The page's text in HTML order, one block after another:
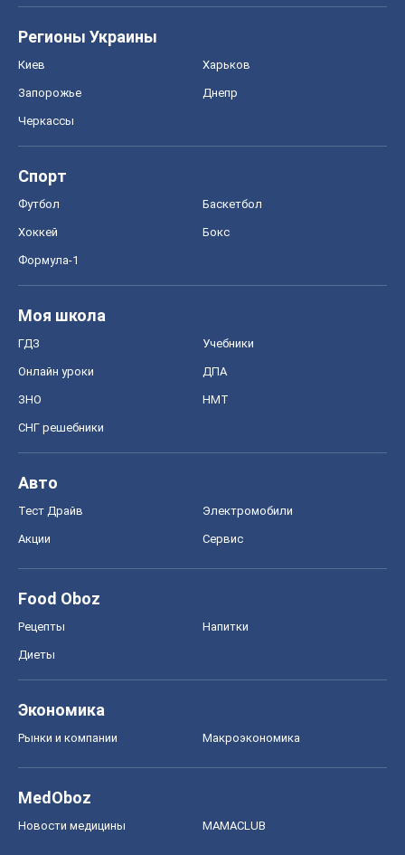
Регионы Украины
Киев Харьков
Запорожье Днепр
Черкассы
Спорт
Футбол Баскетбол
Хоккей Бокс
Формула-1
Моя школа
ГДЗ Учебники
Онлайн уроки ДПА
ЗНО НМТ
СНГ решебники
Авто
Тест Драйв Электромобили
Акции Сервис
Food Oboz
Рецепты Напитки
Диеты
Экономика
Рынки и компании Mакроэкономика
MedOboz
Новости медицины MAMACLUB